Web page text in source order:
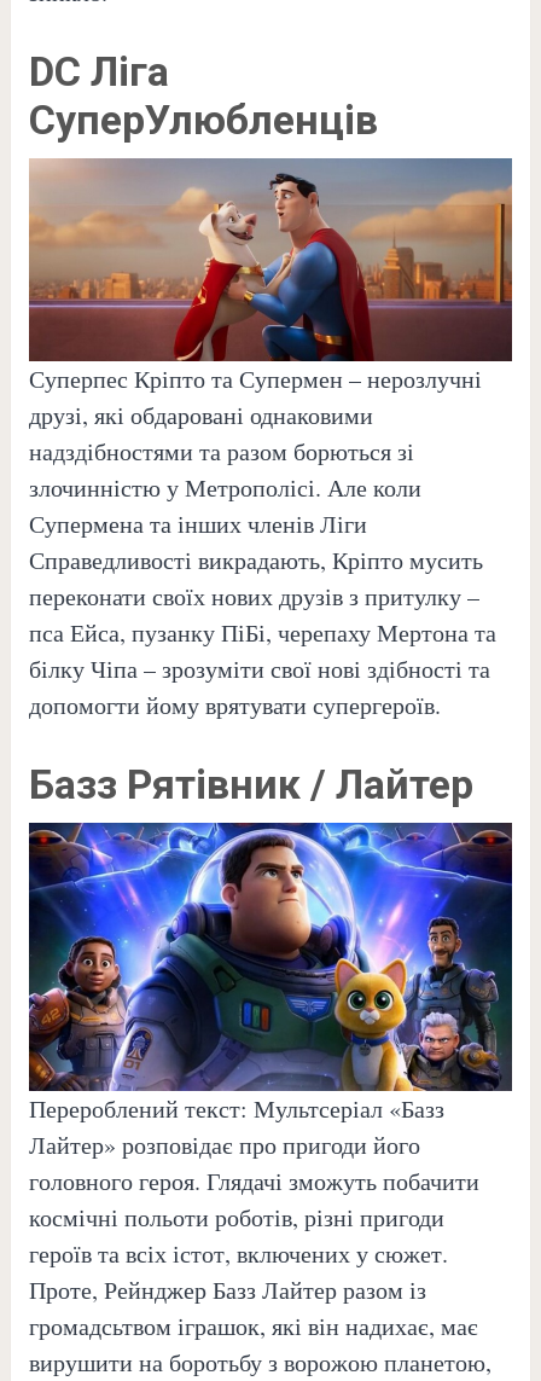
DC Ліга
СуперУлюбленців
Суперпес Кріпто та Супермен – нерозлучні
друзі, які обдаровані однаковими
надздібностями та разом борються зі
злочинністю у Метрополісі. Але коли
Супермена та інших членів Ліги
Справедливості викрадають, Кріпто мусить
переконати своїх нових друзів з притулку –
пса Ейса, пузанку ПіБі, черепаху Мертона та
білку Чіпа – зрозуміти свої нові здібності та
допомогти йому врятувати супергероїв.
Базз Рятівник / Лайтер
Перероблений текст: Мультсеріал «Базз
Лайтер» розповідає про пригоди його
головного героя. Глядачі зможуть побачити
космічні польоти роботів, різні пригоди
героїв та всіх істот, включених у сюжет.
Проте, Рейнджер Базз Лайтер разом із
громадсьтвом іграшок, які він надихає, має
вирушити на боротьбу з ворожою планетою,